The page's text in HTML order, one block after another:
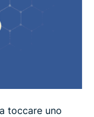
toccare uno